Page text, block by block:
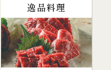
逸品料理